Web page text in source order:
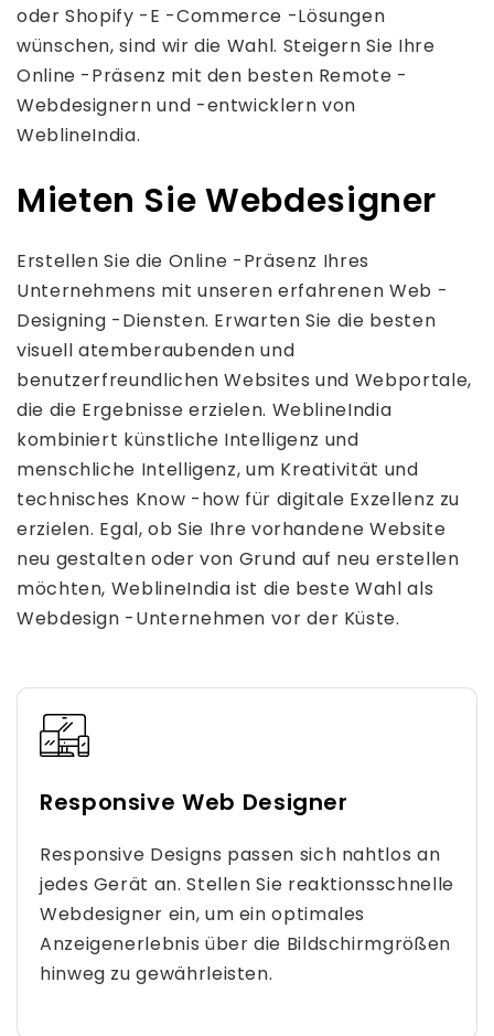
oder Shopify -E -Commerce -Lösungen
wünschen, sind wir die Wahl. Steigern Sie Ihre
Online -Präsenz mit den besten Remote -
Webdesignern und -entwicklern von
WeblineIndia.
Mieten Sie Webdesigner
Erstellen Sie die Online -Präsenz Ihres
Unternehmens mit unseren erfahrenen Web -
Designing -Diensten. Erwarten Sie die besten
visuell atemberaubenden und
benutzerfreundlichen Websites und Webportale,
die die Ergebnisse erzielen. WeblineIndia
kombiniert künstliche Intelligenz und
menschliche Intelligenz, um Kreativität und
technisches Know -how für digitale Exzellenz zu
erzielen. Egal, ob Sie Ihre vorhandene Website
neu gestalten oder von Grund auf neu erstellen
möchten, WeblineIndia ist die beste Wahl als
Webdesign -Unternehmen vor der Küste.
Responsive Web Designer
Responsive Designs passen sich nahtlos an
jedes Gerät an. Stellen Sie reaktionsschnelle
Webdesigner ein, um ein optimales
Anzeigenerlebnis über die Bildschirmgrößen
hinweg zu gewährleisten.